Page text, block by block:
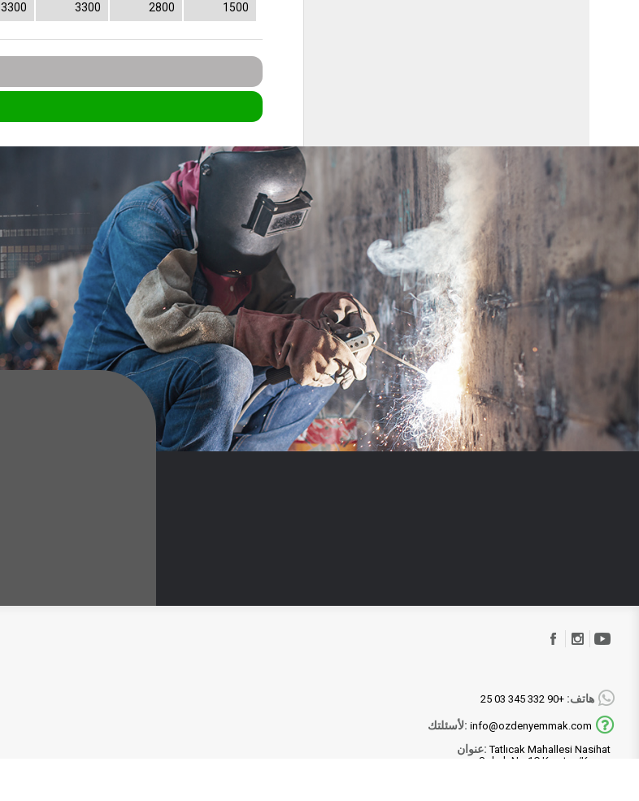
3300 3300 2800 1500
هاتف:+90 332 345 03 25
لأسئلتك: info@ozdenyemmak.com
عنوان: Tatlıcak Mahallesi Nasihat
Sokak No:1C Karatay/Konya